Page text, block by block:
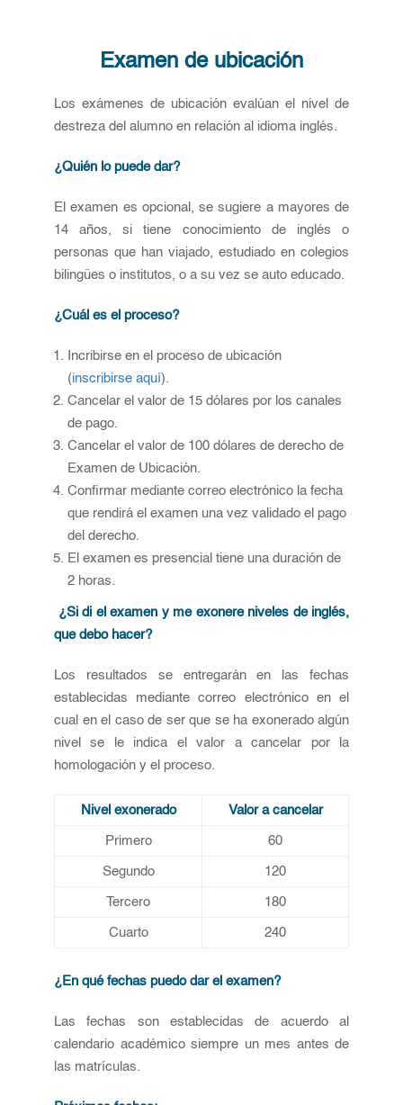
Examen de ubicación
Los exámenes de ubicación evalúan el nivel de
destreza del alumno en relación al idioma inglés.
¿Quién lo puede dar?
El examen es opcional, se sugiere a mayores de
14 años, si tiene conocimiento de inglés o
personas que han viajado, estudiado en colegios
bilingües o institutos, o a su vez se auto educado.
¿Cuál es el proceso?
Incribirse en el proceso de ubicación
(inscribirse aquí).
Cancelar el valor de 15 dólares por los canales
de pago.
Cancelar el valor de 100 dólares de derecho de
Examen de Ubicación.
Confirmar mediante correo electrónico la fecha
que rendirá el examen una vez validado el pago
del derecho.
El examen es presencial tiene una duración de
2 horas.
¿Si di el examen y me exonere niveles de inglés,
que debo hacer?
Los resultados se entregarán en las fechas
establecidas mediante correo electrónico en el
cual en el caso de ser que se ha exonerado algún
nivel se le indica el valor a cancelar por la
homologación y el proceso.
Nivel exonerado Valor a cancelar
Primero 60
Segundo 120
Tercero 180
Cuarto 240
¿En qué fechas puedo dar el examen?
Las fechas son establecidas de acuerdo al
calendario académico siempre un mes antes de
las matrículas.